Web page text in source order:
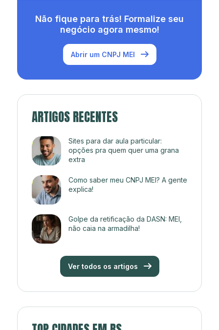
Não fique para trás! Formalize seu
negócio agora mesmo!
Abrir um CNPJ MEI
ARTIGOS RECENTES
Sites para dar aula particular:
opções pra quem quer uma grana
extra
Como saber meu CNPJ MEI? A gente
explica!
Golpe da retificação da DASN: MEI,
não caia na armadilha!
Ver todos os artigos